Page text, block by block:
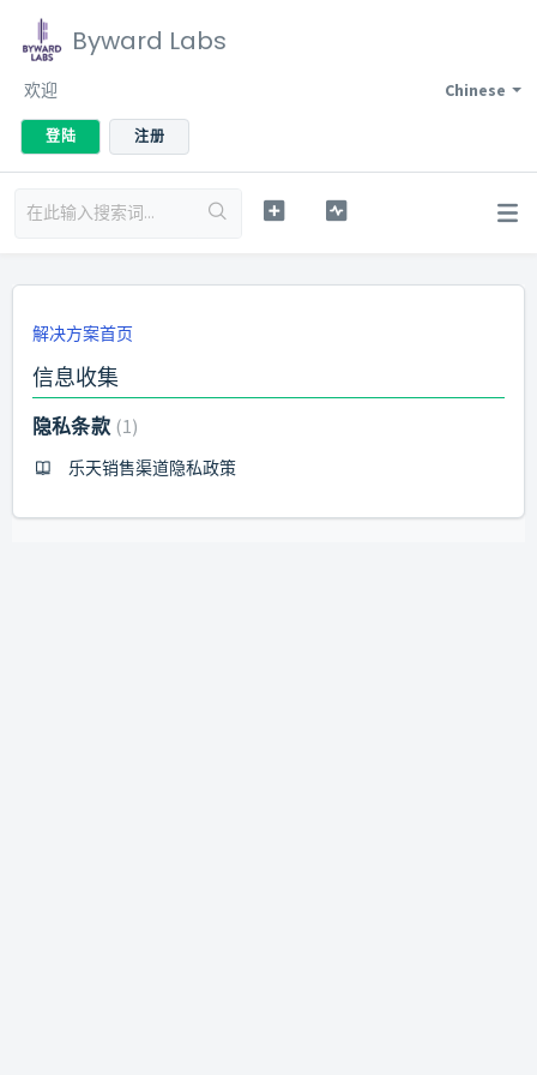
Byward Labs
Chinese
欢迎
登陆 注册
解决方案首页
信息收集
隐私条款 1
乐天销售渠道隐私政策